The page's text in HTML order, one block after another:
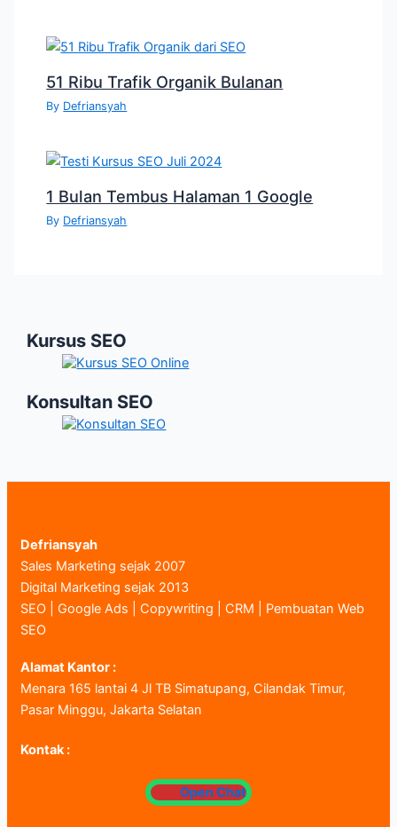
51 Ribu Trafik Organik Bulanan
By Defriansyah
1 Bulan Tembus Halaman 1 Google
By Defriansyah
Kursus SEO
Konsultan SEO
Defriansyah
Sales Marketing sejak 2007
Digital Marketing sejak 2013
SEO | Google Ads | Copywriting | CRM | Pembuatan Web
SEO
Alamat Kantor :
Menara 165 lantai 4 Jl TB Simatupang, Cilandak Timur,
Pasar Minggu, Jakarta Selatan
Kontak :
Open Chat